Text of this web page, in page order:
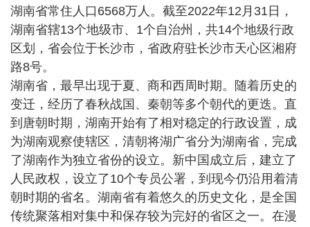
湖南省常住人口6568万人。截至2022年12月31日，
湖南省辖13个地级市、1个自治州，共14个地级行政
区划，省会位于长沙市，省政府驻长沙市天心区湘府
路8号。
湖南省，最早出现于夏、商和西周时期。随着历史的
变迁，经历了春秋战国、秦朝等多个朝代的更迭。直
到唐朝时期，湖南开始有了相对稳定的行政设置，成
为湖南观察使辖区，清朝将湖广省分为湖南省，完成
了湖南作为独立省份的设立。新中国成立后，建立了
人民政权，设立了10个专员公署，到现今仍沿用着清
朝时期的省名。湖南省有着悠久的历史文化，是全国
传统聚落相对集中和保存较为完好的省区之一。在漫